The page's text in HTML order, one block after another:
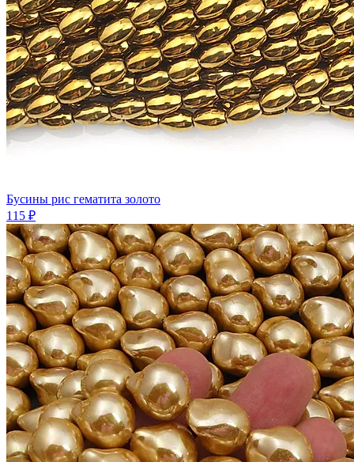
Бусины рис гематита золото
115 ₽